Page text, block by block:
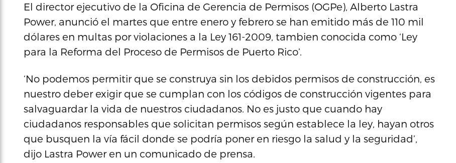
El director ejecutivo de la Oficina de Gerencia de Permisos (OGPe), Alberto Lastra
Power, anunció el martes que entre enero y febrero se han emitido más de 110 mil
dólares en multas por violaciones a la Ley 161-2009, tambien conocida como ‘Ley
para la Reforma del Proceso de Permisos de Puerto Rico’.
‘No podemos permitir que se construya sin los debidos permisos de construcción, es
nuestro deber exigir que se cumplan con los códigos de construcción vigentes para
salvaguardar la vida de nuestros ciudadanos. No es justo que cuando hay
ciudadanos responsables que solicitan permisos según establece la ley, hayan otros
que busquen la vía fácil donde se podría poner en riesgo la salud y la seguridad’,
dijo Lastra Power en un comunicado de prensa.